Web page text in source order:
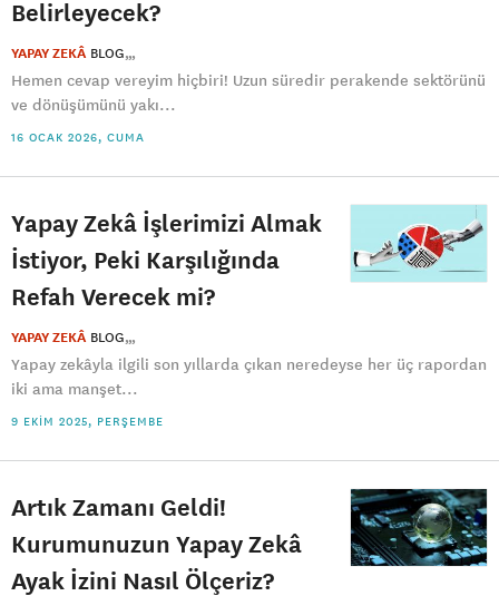
Belirleyecek?
YAPAY ZEKÂ BLOG
Hemen cevap vereyim hiçbiri! Uzun süredir perakende sektörünü
ve dönüşümünü yakı...
16 OCAK 2026, CUMA
Yapay Zekâ İşlerimizi Almak
İstiyor, Peki Karşılığında
Refah Verecek mi?
YAPAY ZEKÂ BLOG
Yapay zekâyla ilgili son yıllarda çıkan neredeyse her üç rapordan
iki ama manşet...
9 EKIM 2025, PERŞEMBE
Artık Zamanı Geldi!
Kurumunuzun Yapay Zekâ
Ayak İzini Nasıl Ölçeriz?